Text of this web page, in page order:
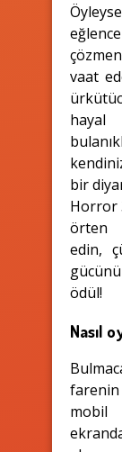
vaat
hayal
bir
Horror
örten
edin,
ödül!
Nasıl
mobil